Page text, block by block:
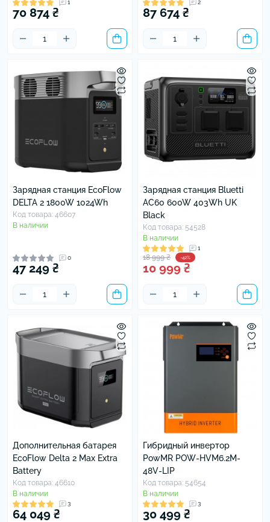
1
70 874 ₴
2
87 674 ₴
Зарядная станция EcoFlow
DELTA 2 1800W 1024Wh
Код товара: 46607
В наличии
0
47 249 ₴
Зарядная станция Bluetti
AC60 600W 403Wh UK
Black
Код товара: 54528
В наличии
1
18 999 ₴ -42%
10 999 ₴
Дополнительная батарея
EcoFlow Delta 2 Max Extra
Battery
Код товара: 46610
В наличии
3
64 049 ₴
Гибридный инвертор
PowMR POW-HVM6.2M-
48V-LIP
Код товара: 54654
В наличии
3
30 499 ₴